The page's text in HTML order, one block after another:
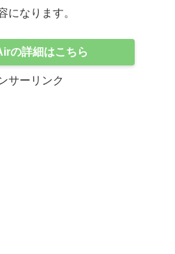
になります。
の詳細はこちら
サーリンク